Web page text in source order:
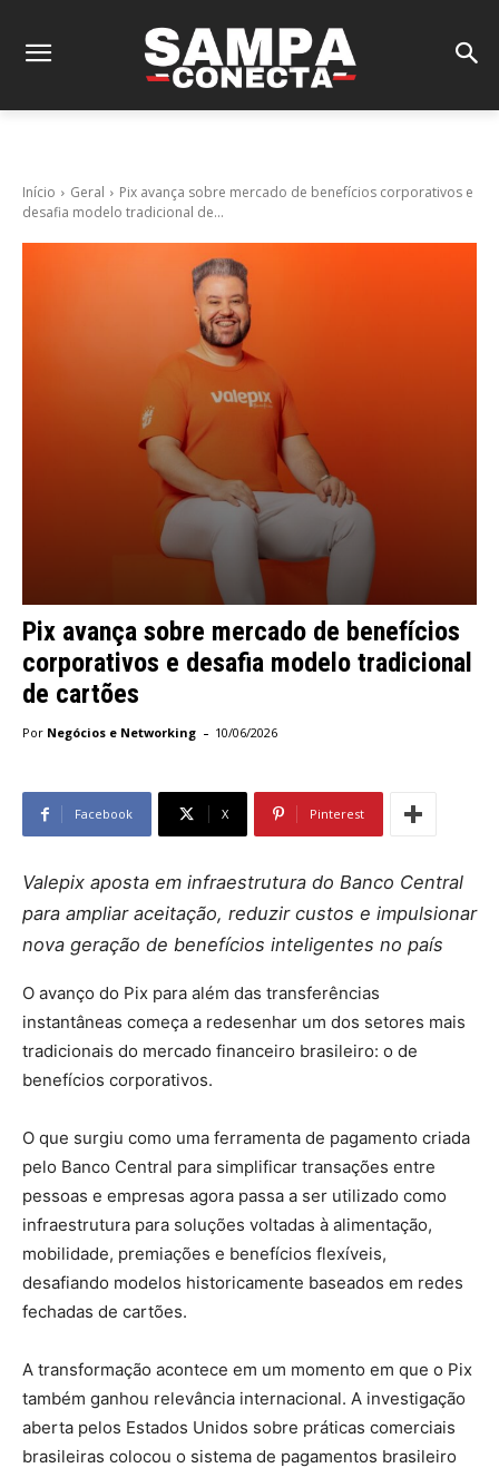
Início Geral
Pix avança sobre mercado de benefícios corporativos e
desafia modelo tradicional de...
Pix avança sobre mercado de benefícios
corporativos e desafia modelo tradicional
de cartões
Por Negócios e Networking - 10/06/2026
Facebook X Pinterest
Valepix aposta em infraestrutura do Banco Central
para ampliar aceitação, reduzir custos e impulsionar
nova geração de benefícios inteligentes no país
O avanço do Pix para além das transferências
instantâneas começa a redesenhar um dos setores mais
tradicionais do mercado financeiro brasileiro: o de
benefícios corporativos.
O que surgiu como uma ferramenta de pagamento criada
pelo Banco Central para simplificar transações entre
pessoas e empresas agora passa a ser utilizado como
infraestrutura para soluções voltadas à alimentação,
mobilidade, premiações e benefícios flexíveis,
desafiando modelos historicamente baseados em redes
fechadas de cartões.
A transformação acontece em um momento em que o Pix
também ganhou relevância internacional. A investigação
aberta pelos Estados Unidos sobre práticas comerciais
brasileiras colocou o sistema de pagamentos brasileiro